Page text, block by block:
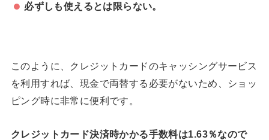
必ずしも使えるとは限らない。
このように、クレジットカードのキャッシングサービス
を利用すれば、現金で両替する必要がないため、ショッ
ピング時に非常に便利です。
クレジットカード決済時かかる手数料は1.63％なので